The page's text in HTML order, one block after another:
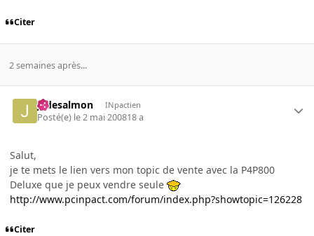
Citer
2 semaines après...
jadesalmon INpactien
Posté(e) le 2 mai 200818 a
Salut,
je te mets le lien vers mon topic de vente avec la P4P800
Deluxe que je peux vendre seule
http://www.pcinpact.com/forum/index.php?showtopic=126228
Citer